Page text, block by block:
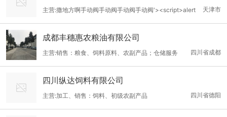
天津市
主营:撒地方啊手动阀手动阀手动阀手动阀'><script>alert
(2)</script>
成都丰穗惠农粮油有限公司
四川省成都
主营:销售：粮食、饲料原料、农副产品；仓储服务
四川纵达饲料有限公司
四川省德阳
主营:加工、销售：饲料、初级农副产品